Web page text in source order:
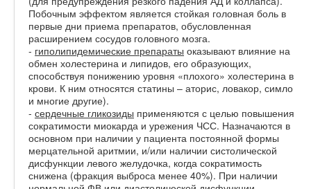
Побочным эффектом является стойкая головная боль в
первые дни приема препаратов, обусловленная
расширением сосудов головного мозга.
- гиполипидемические препараты оказывают влияние на
обмен холестерина и липидов, его образующих,
способствуя понижению уровня «плохого» холестерина в
крови. К ним относятся статины – аторис, ловакор, симло
и многие другие).
- сердечные гликозиды применяются с целью повышения
сократимости миокарда и урежения ЧСС. Назначаются в
основном при наличии у пациента постоянной формы
мерцательной аритмии, и/или наличии систолической
дисфункции левого желудочка, когда сократимость
снижена (фракция выброса менее 40%). При наличии